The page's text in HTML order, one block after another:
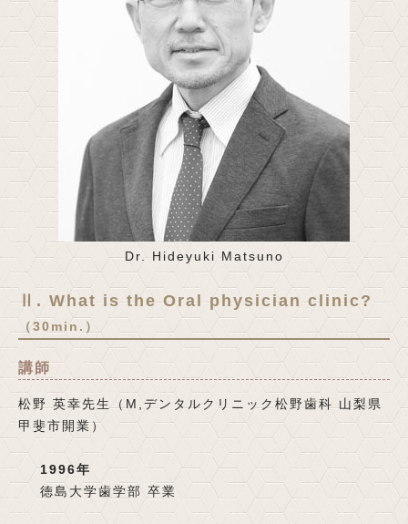
Dr. Hideyuki Matsuno
Ⅱ. What is the Oral physician clinic?
（30min.）
講師
松野 英幸先生（M,デンタルクリニック松野歯科 山梨県
甲斐市開業）
1996年
徳島大学歯学部 卒業